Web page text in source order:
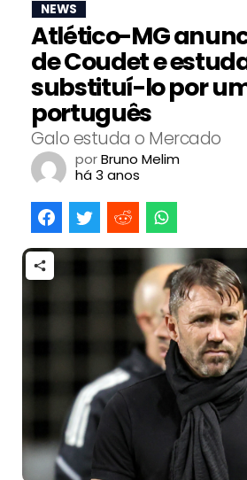
NEWS
Atlético-MG
de Coudet e
substituí-lo por
português
Galo estuda o Mercado
porBruno Melim
há 3 anos